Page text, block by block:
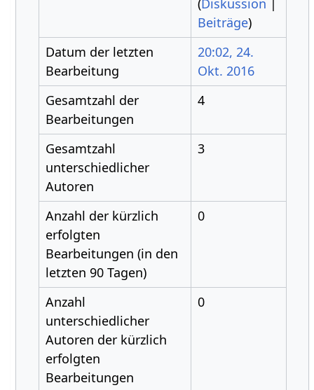
(Diskussion |
Beiträge)
Datum der letzten
Bearbeitung
20:02, 24.
Okt. 2016
Gesamtzahl der
Bearbeitungen
4
Gesamtzahl
unterschiedlicher
Autoren
3
Anzahl der kürzlich
erfolgten
Bearbeitungen (in den
letzten 90 Tagen)
0
Anzahl
unterschiedlicher
Autoren der kürzlich
erfolgten
Bearbeitungen
0